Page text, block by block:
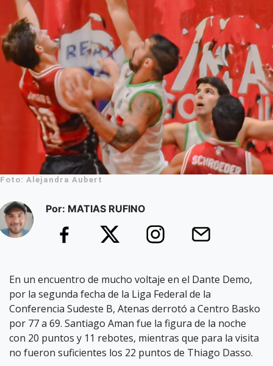
Foto: Alejandra Aubert
Por: MATIAS RUFINO
En un encuentro de mucho voltaje en el Dante Demo,
por la segunda fecha de la Liga Federal de la
Conferencia Sudeste B, Atenas derrotó a Centro Basko
por 77 a 69. Santiago Aman fue la figura de la noche
con 20 puntos y 11 rebotes, mientras que para la visita
no fueron suficientes los 22 puntos de Thiago Dasso.